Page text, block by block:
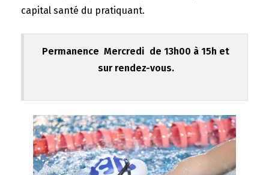
capital santé du pratiquant.
Permanence Mercredi de 13h00 à 15h et
sur rendez-vous.